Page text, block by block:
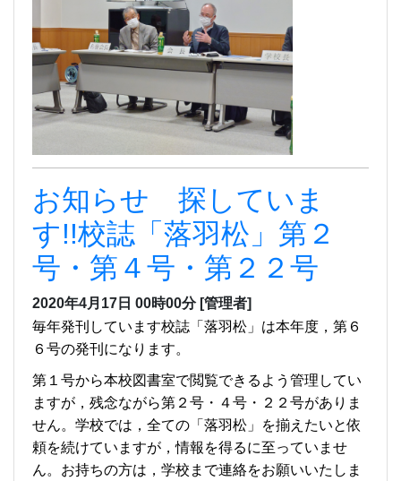
お知らせ 探していま
す!!校誌「落羽松」第２
号・第４号・第２２号
2020年4月17日 00時00分 [管理者]
毎年発刊しています校誌「落羽松」は本年度，第６
６号の発刊になります。
第１号から本校図書室で閲覧できるよう管理してい
ますが，残念ながら第２号・４号・２２号がありま
せん。学校では，全ての「落羽松」を揃えたいと依
頼を続けていますが，情報を得るに至っていませ
ん。お持ちの方は，学校まで連絡をお願いいたしま